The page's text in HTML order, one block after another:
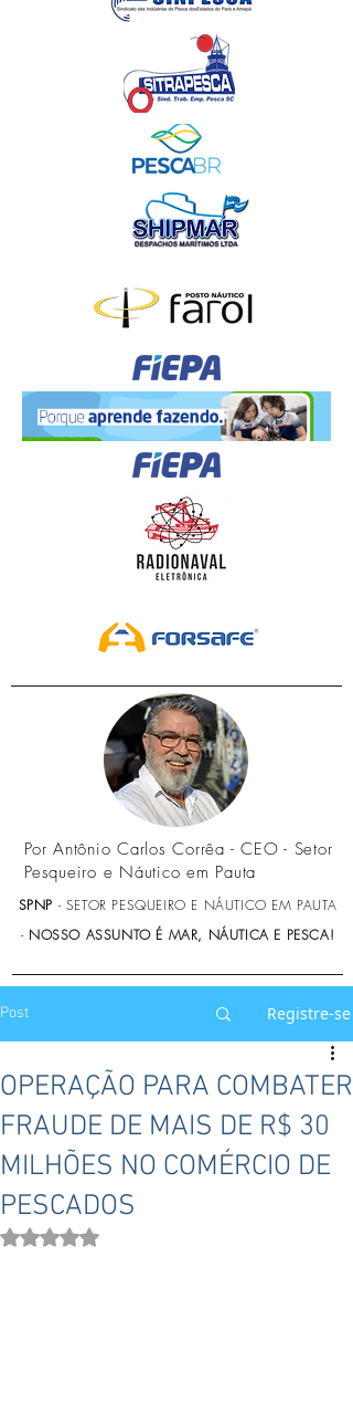
Por Antônio Carlos Corrêa - CEO - Setor
Pesqueiro e Náutico em Pauta
SPNP - SETOR PESQUEIRO E NÁUTICO EM PAUTA
- NOSSO ASSUNTO É MAR, NÁUTICA E PESCA!
Post Registre-se
OPERAÇÃO PARA COMBATER
FRAUDE DE MAIS DE R$ 30
MILHÕES NO COMÉRCIO DE
PESCADOS
Avaliado com NaN de 5 estrelas.